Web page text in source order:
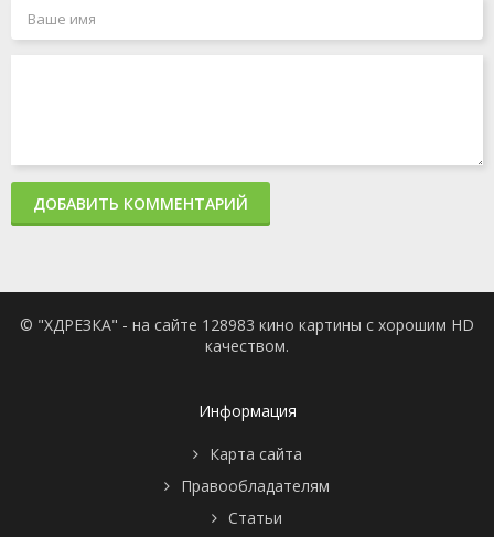
ДОБАВИТЬ КОММЕНТАРИЙ
© "ХДРЕЗКА" - на сайте 128983 кино картины с хорошим HD
качеством.
Информация
Карта сайта
Правообладателям
Статьи